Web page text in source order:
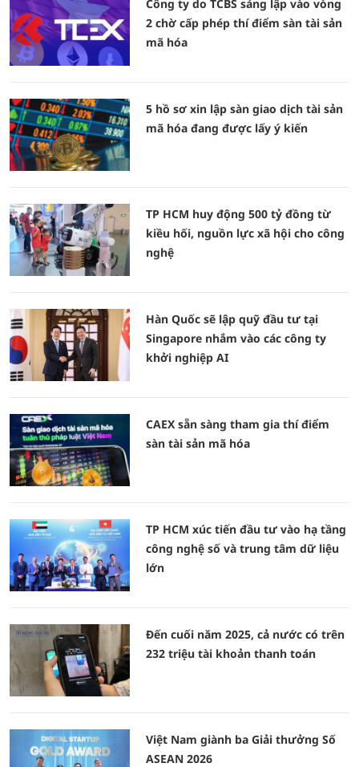
Công ty do TCBS sáng lập vào vòng
2 chờ cấp phép thí điểm sàn tài sản
mã hóa
5 hồ sơ xin lập sàn giao dịch tài sản
mã hóa đang được lấy ý kiến
TP HCM huy động 500 tỷ đồng từ
kiều hối, nguồn lực xã hội cho công
nghệ
Hàn Quốc sẽ lập quỹ đầu tư tại
Singapore nhắm vào các công ty
khởi nghiệp AI
CAEX sẵn sàng tham gia thí điểm
sàn tài sản mã hóa
TP HCM xúc tiến đầu tư vào hạ tầng
công nghệ số và trung tâm dữ liệu
lớn
Đến cuối năm 2025, cả nước có trên
232 triệu tài khoản thanh toán
Việt Nam giành ba Giải thưởng Số
ASEAN 2026